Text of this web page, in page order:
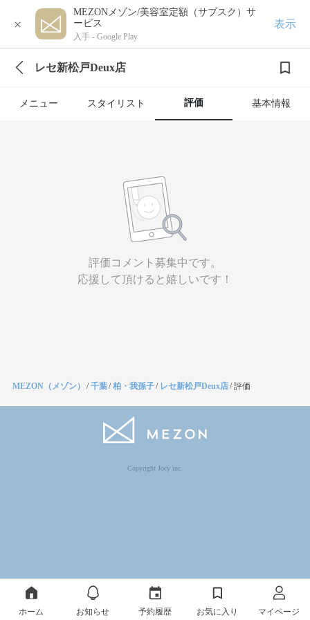
×
MEZONメゾン/美容室定額（サブスク）サ
ービス
入手 - Google Play
表示
レセ新松戸Deux店
メニュー スタイリスト 評価 基本情報
評価コメント募集中です。
応援して頂けると嬉しいです！
MEZON（メゾン） /千葉/柏・我孫子/ レセ新松戸Deux店/評価
Copyright Jocy inc.
ホーム お知らせ 予約履歴 お気に入り マイページ